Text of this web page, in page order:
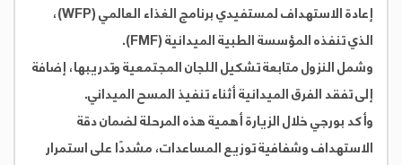
إعادة الاستهداف لمستفيدي برنامج الغذاء العالمي (WFP)،
الذي تنفذه المؤسسة الطبية الميدانية (FMF).
وشمل النزول متابعة تشكيل اللجان المجتمعية وتدريبها، إضافة
إلى تفقد الفرق الميدانية أثناء تنفيذ المسح الميداني.
وأكد بورجي خلال الزيارة أهمية هذه المرحلة لضمان دقة
الاستهداف وشفافية توزيع المساعدات، مشددًا على استمرار